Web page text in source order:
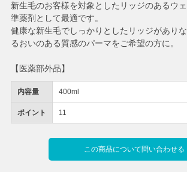
内容量 400ml
ポイント 11
この商品について問い合わせる
新生毛のお客様を対象としたリッジのあるウ
準薬剤として最適です。
健康な新生毛でしっかりとしたリッジがあり
るおいのある質感のパーマをご希望の方に。
【医薬部外品】